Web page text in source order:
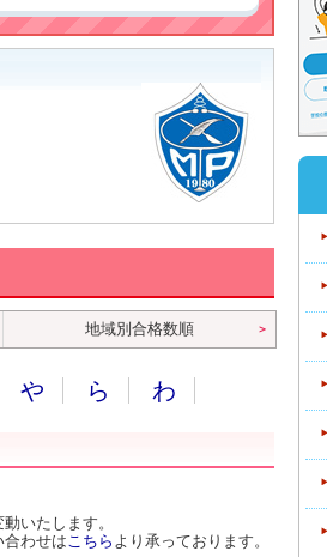
地域別合格数順
や ら わ
いたします。
わせは こちら より承っております。